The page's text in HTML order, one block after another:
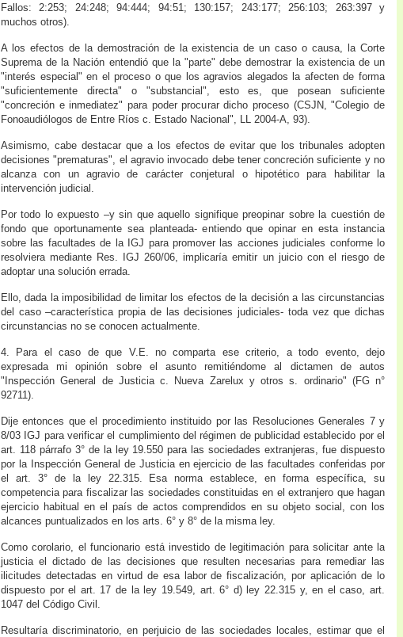
Fallos: 2:253; 24:248; 94:444; 94:51; 130:157; 243:177; 256:103; 263:397 y
muchos otros).
A los efectos de la demostración de la existencia de un caso o causa, la Corte
Suprema de la Nación entendió que la "parte" debe demostrar la existencia de un
"interés especial" en el proceso o que los agravios alegados la afecten de forma
"suficientemente directa" o "substancial", esto es, que posean suficiente
"concreción e inmediatez" para poder procurar dicho proceso (CSJN, "Colegio de
Fonoaudiólogos de Entre Ríos c. Estado Nacional", LL 2004-A, 93).
Asimismo, cabe destacar que a los efectos de evitar que los tribunales adopten
decisiones "prematuras", el agravio invocado debe tener concreción suficiente y no
alcanza con un agravio de carácter conjetural o hipotético para habilitar la
intervención judicial.
Por todo lo expuesto –y sin que aquello signifique preopinar sobre la cuestión de
fondo que oportunamente sea planteada- entiendo que opinar en esta instancia
sobre las facultades de la IGJ para promover las acciones judiciales conforme lo
resolviera mediante Res. IGJ 260/06, implicaría emitir un juicio con el riesgo de
adoptar una solución errada.
Ello, dada la imposibilidad de limitar los efectos de la decisión a las circunstancias
del caso –característica propia de las decisiones judiciales- toda vez que dichas
circunstancias no se conocen actualmente.
4. Para el caso de que V.E. no comparta ese criterio, a todo evento, dejo
expresada mi opinión sobre el asunto remitiéndome al dictamen de autos
"Inspección General de Justicia c. Nueva Zarelux y otros s. ordinario" (FG n°
92711).
Dije entonces que el procedimiento instituido por las Resoluciones Generales 7 y
8/03 IGJ para verificar el cumplimiento del régimen de publicidad establecido por el
art. 118 párrafo 3° de la ley 19.550 para las sociedades extranjeras, fue dispuesto
por la Inspección General de Justicia en ejercicio de las facultades conferidas por
el art. 3° de la ley 22.315. Esa norma establece, en forma específica, su
competencia para fiscalizar las sociedades constituidas en el extranjero que hagan
ejercicio habitual en el país de actos comprendidos en su objeto social, con los
alcances puntualizados en los arts. 6° y 8° de la misma ley.
Como corolario, el funcionario está investido de legitimación para solicitar ante la
justicia el dictado de las decisiones que resulten necesarias para remediar las
ilicitudes detectadas en virtud de esa labor de fiscalización, por aplicación de lo
dispuesto por el art. 17 de la ley 19.549, art. 6° d) ley 22.315 y, en el caso, art.
1047 del Código Civil.
Resultaría discriminatorio, en perjuicio de las sociedades locales, estimar que el